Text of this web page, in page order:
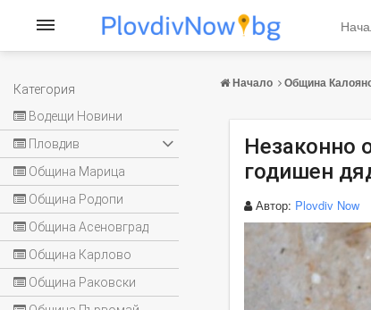
Категория
Водещи Новини
Пловдив
Община Марица
Община Родопи
Община Асеновград
Община Карлово
Община Раковски
Начало Община
Незаконно
годишен
Автор: Plovdiv Now